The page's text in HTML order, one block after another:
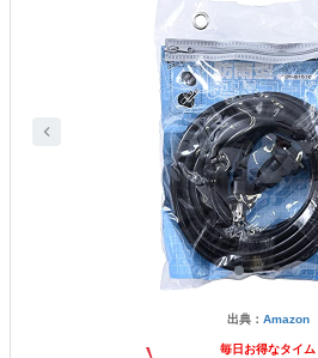
出典： Amazon
毎日お得なタイム